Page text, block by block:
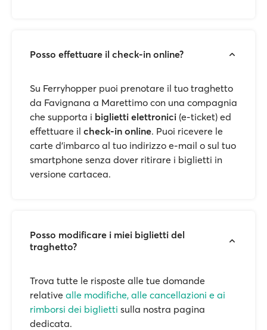
Posso effettuare il check-in online?
Su Ferryhopper puoi prenotare il tuo traghetto
da Favignana a Marettimo con una compagnia
che supporta i biglietti elettronici (e-ticket) ed
effettuare il check-in online. Puoi ricevere le
carte d'imbarco al tuo indirizzo e-mail o sul tuo
smartphone senza dover ritirare i biglietti in
versione cartacea.
Posso modificare i miei biglietti del
traghetto?
Trova tutte le risposte alle tue domande
relative alle modifiche, alle cancellazioni e ai
rimborsi dei biglietti sulla nostra pagina
dedicata.